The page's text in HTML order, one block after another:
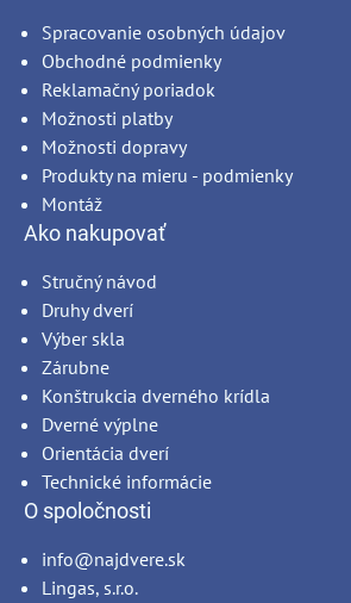
Spracovanie osobných údajov
Obchodné podmienky
Reklamačný poriadok
Možnosti platby
Možnosti dopravy
Produkty na mieru - podmienky
Montáž
Ako nakupovať
Stručný návod
Druhy dverí
Výber skla
Zárubne
Konštrukcia dverného krídla
Dverné výplne
Orientácia dverí
Technické informácie
O spoločnosti
info@najdvere.sk
Lingas, s.r.o.